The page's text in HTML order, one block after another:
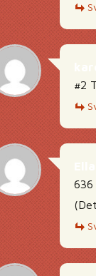
#2
636